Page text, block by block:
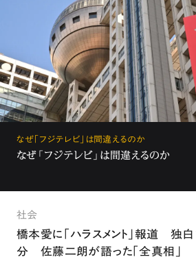
なぜ「フジテレビ」は間違えるのか
なぜ「フジテレビ」は間違えるのか
社会
橋本愛に「ハラスメント」報道 独
分 佐藤二朗が語った「全真相」